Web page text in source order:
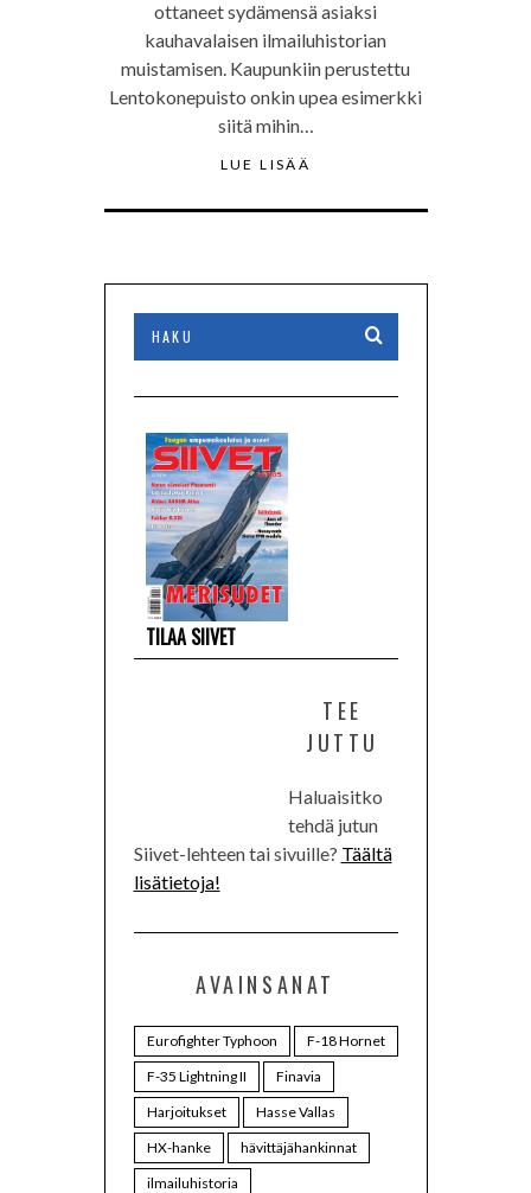
ottaneet sydämensä asiaksi
kauhavalaisen ilmailuhistorian
muistamisen. Kaupunkiin perustettu
Lentokonepuisto onkin upea esimerkki
siitä mihin…
LUE LISÄÄ
TILAA SIIVET
TEE
JUTTU
Haluaisitko
tehdä jutun
Siivet-lehteen tai sivuille? Täältä
lisätietoja!
AVAINSANAT
Eurofighter Typhoon
F-18 Hornet
F-35 Lightning II
Finavia
Harjoitukset
Hasse Vallas
HX-hanke
hävittäjähankinnat
ilmailuhistoria